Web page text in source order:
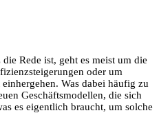
Rede ist, geht es meist um die
oder um
Was dabei häufig zu
Geschäftsmodellen, die sich
es eigentlich braucht, um solche